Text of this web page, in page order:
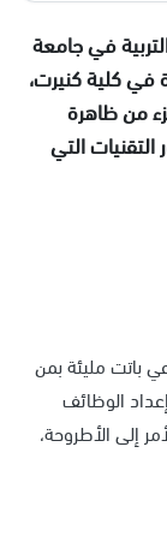
في جامعة
في كلية كنيرت،
من ظاهرة
التي
باتت مليئة بمن
الوظائف
إلى الأطروحة،